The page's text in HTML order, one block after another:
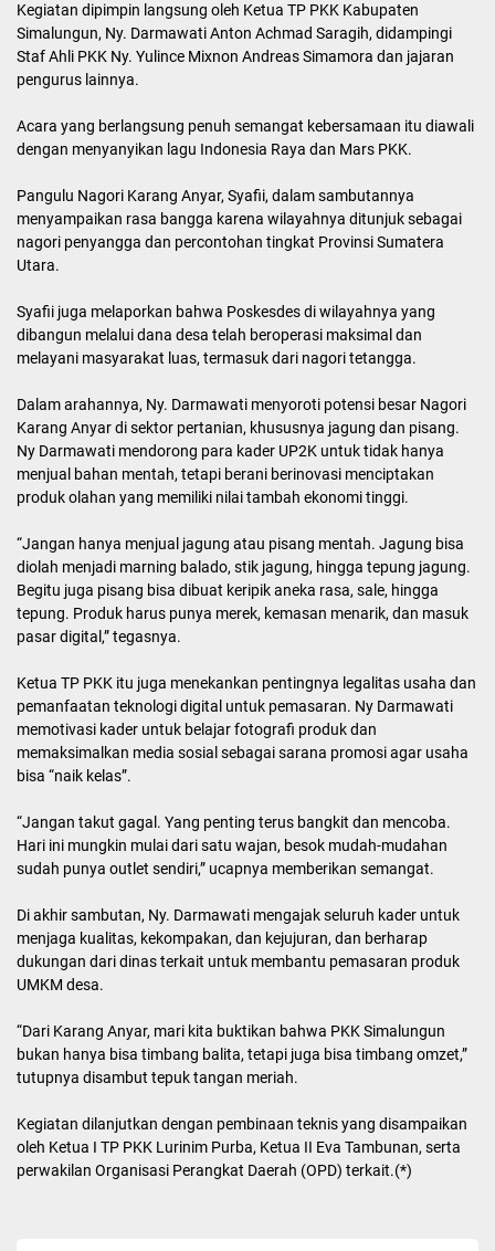
Kegiatan dipimpin langsung oleh Ketua TP PKK Kabupaten
Simalungun, Ny. Darmawati Anton Achmad Saragih, didampingi
Staf Ahli PKK Ny. Yulince Mixnon Andreas Simamora dan jajaran
pengurus lainnya.
Acara yang berlangsung penuh semangat kebersamaan itu diawali
dengan menyanyikan lagu Indonesia Raya dan Mars PKK.
Pangulu Nagori Karang Anyar, Syafii, dalam sambutannya
menyampaikan rasa bangga karena wilayahnya ditunjuk sebagai
nagori penyangga dan percontohan tingkat Provinsi Sumatera
Utara.
Syafii juga melaporkan bahwa Poskesdes di wilayahnya yang
dibangun melalui dana desa telah beroperasi maksimal dan
melayani masyarakat luas, termasuk dari nagori tetangga.
Dalam arahannya, Ny. Darmawati menyoroti potensi besar Nagori
Karang Anyar di sektor pertanian, khususnya jagung dan pisang.
Ny Darmawati mendorong para kader UP2K untuk tidak hanya
menjual bahan mentah, tetapi berani berinovasi menciptakan
produk olahan yang memiliki nilai tambah ekonomi tinggi.
“Jangan hanya menjual jagung atau pisang mentah. Jagung bisa
diolah menjadi marning balado, stik jagung, hingga tepung jagung.
Begitu juga pisang bisa dibuat keripik aneka rasa, sale, hingga
tepung. Produk harus punya merek, kemasan menarik, dan masuk
pasar digital,” tegasnya.
Ketua TP PKK itu juga menekankan pentingnya legalitas usaha dan
pemanfaatan teknologi digital untuk pemasaran. Ny Darmawati
memotivasi kader untuk belajar fotografi produk dan
memaksimalkan media sosial sebagai sarana promosi agar usaha
bisa “naik kelas”.
“Jangan takut gagal. Yang penting terus bangkit dan mencoba.
Hari ini mungkin mulai dari satu wajan, besok mudah-mudahan
sudah punya outlet sendiri,” ucapnya memberikan semangat.
Di akhir sambutan, Ny. Darmawati mengajak seluruh kader untuk
menjaga kualitas, kekompakan, dan kejujuran, dan berharap
dukungan dari dinas terkait untuk membantu pemasaran produk
UMKM desa.
“Dari Karang Anyar, mari kita buktikan bahwa PKK Simalungun
bukan hanya bisa timbang balita, tetapi juga bisa timbang omzet,”
tutupnya disambut tepuk tangan meriah.
Kegiatan dilanjutkan dengan pembinaan teknis yang disampaikan
oleh Ketua I TP PKK Lurinim Purba, Ketua II Eva Tambunan, serta
perwakilan Organisasi Perangkat Daerah (OPD) terkait.(*)